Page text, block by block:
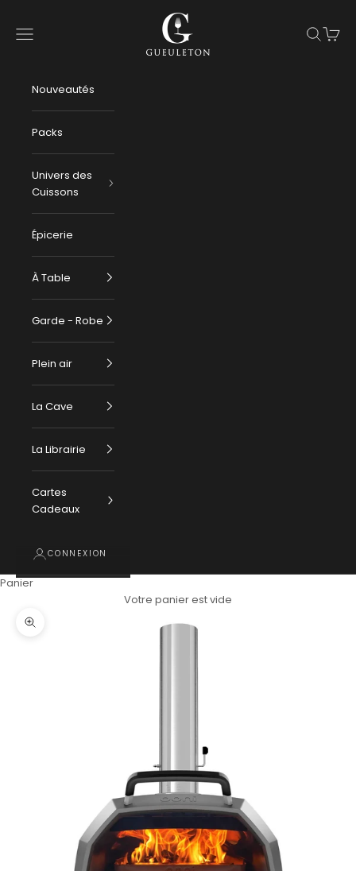
Gueuleton
Menu
Panier
Nouveautés
Packs
Univers des
Cuissons
Épicerie
À Table
Garde - Robe
Plein air
La Cave
La Librairie
Cartes
Cadeaux
CONNEXION
Panier
Votre panier est vide
Zoomer sur l'image